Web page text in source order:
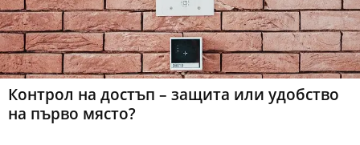
Контрол на достъп – защита или удобство
на първо място?